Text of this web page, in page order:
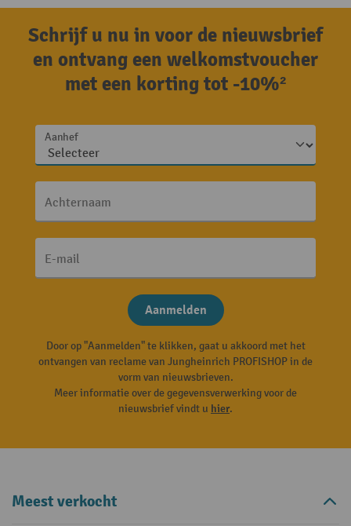
Schrijf u nu in voor de nieuwsbrief
en ontvang een welkomstvoucher
met een korting tot -10%²
Aanhef
Achternaam
E-mail
Aanmelden
Door op "Aanmelden" te klikken, gaat u akkoord met het
ontvangen van reclame van Jungheinrich PROFISHOP in de
vorm van nieuwsbrieven.
Meer informatie over de gegevensverwerking voor de
nieuwsbrief vindt u hier.
Meest verkocht